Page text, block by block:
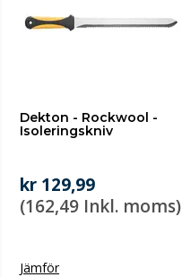
Dekton - Rockwool -
Isoleringskniv
kr 129,99
(162,49 Inkl. moms)
Jämför